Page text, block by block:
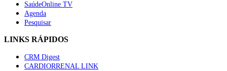
SaúdeOnline TV
Agenda
Pesquisar
LINKS RÁPIDOS
CRM Digest
CARDIORRENAL LINK